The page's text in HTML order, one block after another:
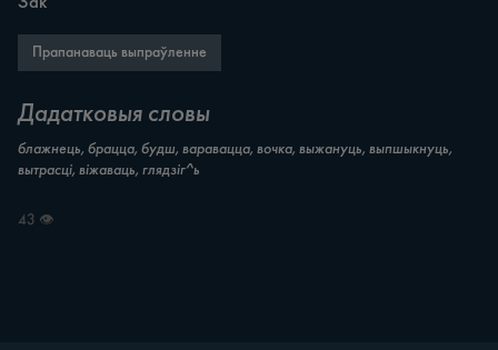
Прапанаваць выпраўленне
Дадатковыя словы
блажнець, брацца, будш, варавацца, вочка, выжануць, выпшыкнуць,
вытрасці, віжаваць, глядзіг^ь
43 👁